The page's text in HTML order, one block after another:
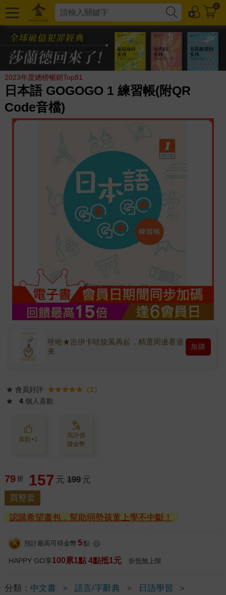
0
2023年度總榜暢銷Top81
日本語 GOGOGO 1 練習帳(附QR
Code音檔)
呀哈★吉伊卡哇旋風再起，精選周邊看過
來
加購
★ 會員好評
★★★★★（1）
★
4 個人喜歡
喜歡+1
寫評價
賺金幣
79 折 157 元 199 元
買整套
認購希望書包，幫助弱勢孩童上學不中斷！
預計最高可得金幣 5 點
HAPPY GO享100累1點 4點抵1元 折抵無上限
分類： 中文書 ＞ 語言/字辭典 ＞ 日語學習
＞